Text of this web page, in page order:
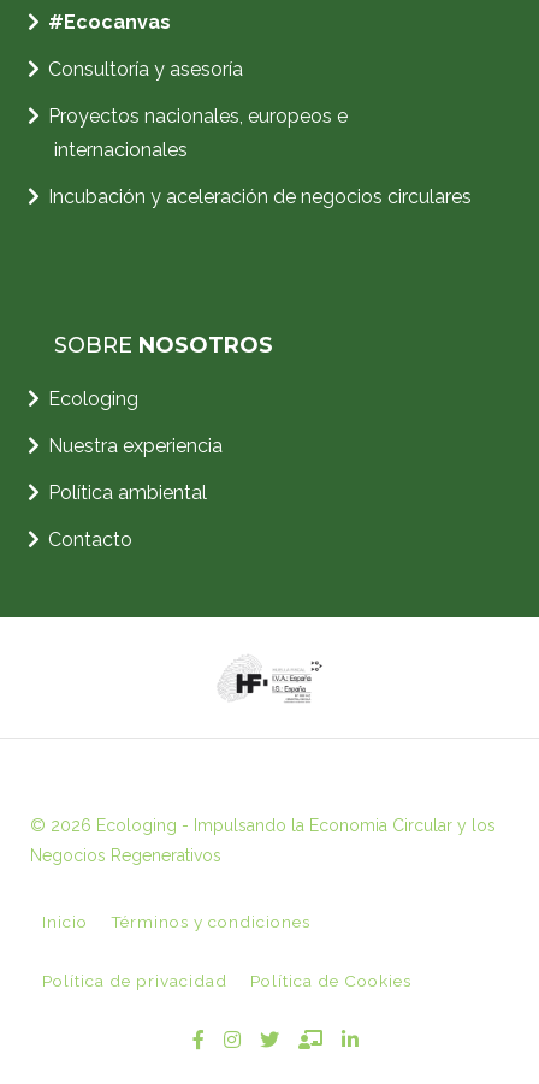
#Ecocanvas
Consultoría y asesoría
Proyectos nacionales, europeos e
internacionales
Incubación y aceleración de negocios circulares
SOBRE NOSOTROS
Ecologing
Nuestra experiencia
Política ambiental
Contacto
© 2026 Ecologing - Impulsando la Economia Circular y los
Negocios Regenerativos
Inicio Términos y condiciones
Política de privacidad Política de Cookies